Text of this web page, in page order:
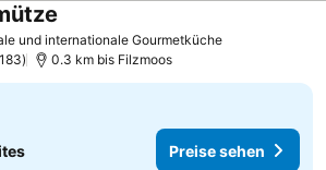
und internationale GourmetküchePreise sehen
0.3 km bis Filzmoos
Preise sehen